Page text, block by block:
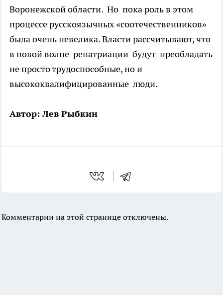
Воронежской области. Но пока роль в этом
процессе русскоязычных «соотечественников»
была очень невелика. Власти рассчитывают, что
в новой волне репатриации будут преобладать
не просто трудоспособные, но и
высококвалифицированные люди.
Автор: Лев Рыбкин
Комментарии на этой странице отключены.